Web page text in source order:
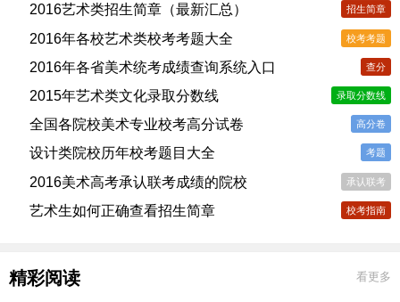
招生简章
2016艺术类招生简章（最新汇总）
校考考题
2016年各校艺术类校考考题大全
查分
2016年各省美术统考成绩查询系统入口
录取分数线
2015年艺术类文化录取分数线
高分卷
全国各院校美术专业校考高分试卷
考题
设计类院校历年校考题目大全
承认联考
2016美术高考承认联考成绩的院校
校考指南
艺术生如何正确查看招生简章
看更多
精彩阅读